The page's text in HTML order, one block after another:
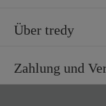
Über tredy
Zahlung und